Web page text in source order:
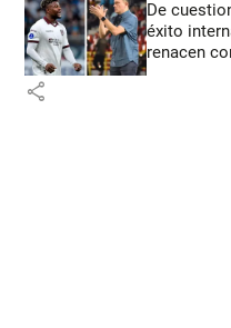
De
éxito
renacen
share